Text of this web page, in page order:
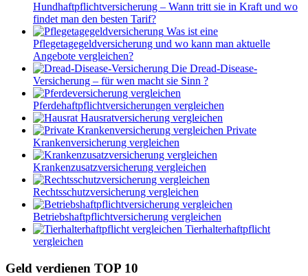
Hundhaftpflichtversicherung – Wann tritt sie in Kraft und wo
findet man den besten Tarif?
Was ist eine
Pflegetagegeldversicherung und wo kann man aktuelle
Angebote vergleichen?
Die Dread-Disease-
Versicherung – für wen macht sie Sinn ?
Pferdehaftpflichtversicherungen vergleichen
Hausratversicherung vergleichen
Private
Krankenversicherung vergleichen
Krankenzusatzversicherung vergleichen
Rechtsschutzversicherung vergleichen
Betriebshaftpflichtversicherung vergleichen
Tierhalterhaftpflicht
vergleichen
Geld verdienen TOP 10